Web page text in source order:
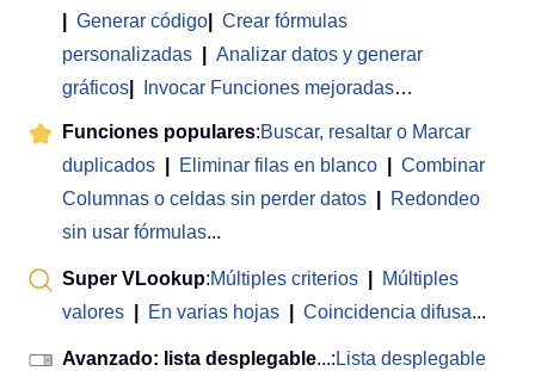
Generar código
Crear fórmulas
personalizadas
Analizar datos y generar
gráficos
Invocar Funciones mejoradas…
Funciones populares:Buscar, resaltar o Marcar
duplicados
Eliminar filas en blanco
Combinar
Columnas o celdas sin perder datos
Redondeo
sin usar fórmulas...
Super VLookup:Múltiples criterios
Múltiples
valores
En varias hojas Coincidencia difusa...
Avanzado: lista desplegable...: Lista desplegable